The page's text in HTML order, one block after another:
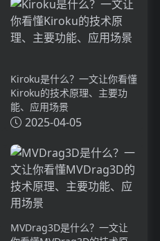
Kiroku是什么？一文让你看懂
Kiroku的技术原理、主要功
能、应用场景
2025-04-05
MVDrag3D是什么？一文让